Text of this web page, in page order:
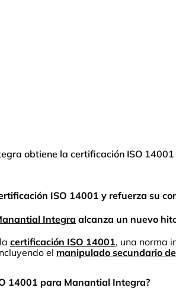
obtiene la certificación ISO
ISO 14001 y refuerza su
Integra alcanza un nuevo
certificación ISO 14001, una norma
el manipulado secundario
14001 para Manantial Integra?